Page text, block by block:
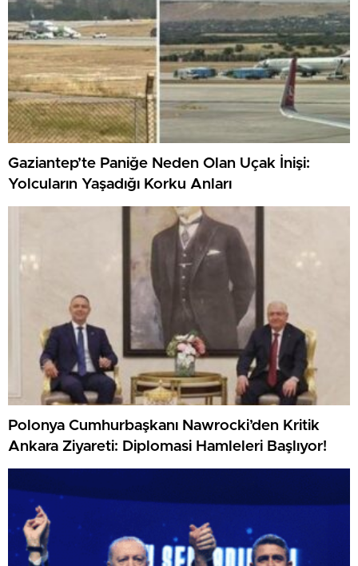
Gaziantep’te Paniğe Neden Olan Uçak İnişi:
Yolcuların Yaşadığı Korku Anları
Polonya Cumhurbaşkanı Nawrocki’den Kritik
Ankara Ziyareti: Diplomasi Hamleleri Başlıyor!